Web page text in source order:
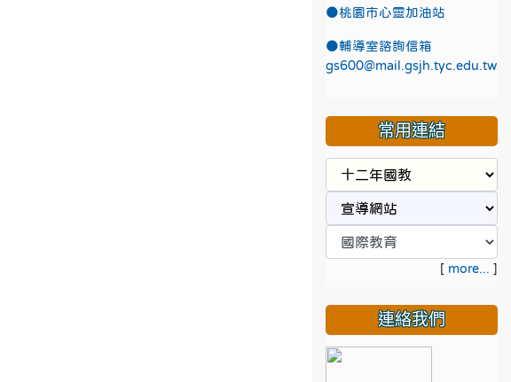
●桃園市心靈加油站
●輔導室諮詢信箱
gs600@mail.gsjh.tyc.edu.tw
常用連結
[ more... ]
連絡我們